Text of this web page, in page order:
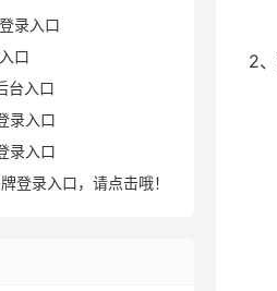
2
录入口
口
台入口
录入口
录入口
登录入口，请点击哦！